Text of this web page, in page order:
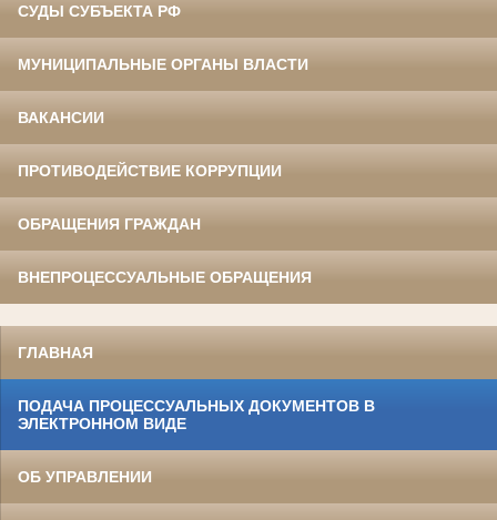
СУДЫ СУБЪЕКТА РФ
МУНИЦИПАЛЬНЫЕ ОРГАНЫ ВЛАСТИ
ВАКАНСИИ
ПРОТИВОДЕЙСТВИЕ КОРРУПЦИИ
ОБРАЩЕНИЯ ГРАЖДАН
ВНЕПРОЦЕССУАЛЬНЫЕ ОБРАЩЕНИЯ
ГЛАВНАЯ
ПОДАЧА ПРОЦЕССУАЛЬНЫХ ДОКУМЕНТОВ В
ЭЛЕКТРОННОМ ВИДЕ
ОБ УПРАВЛЕНИИ